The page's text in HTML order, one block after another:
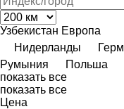
Узбекистан Европа
Нидерланды
Румыния
Польша
показать все
показать все
Цена